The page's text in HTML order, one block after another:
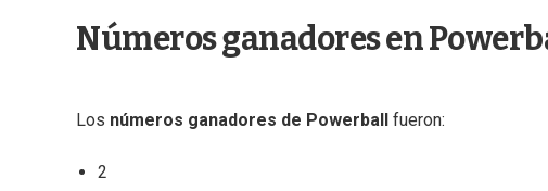
Números ganadores en
Los números ganadores de Powerball fueron:
2